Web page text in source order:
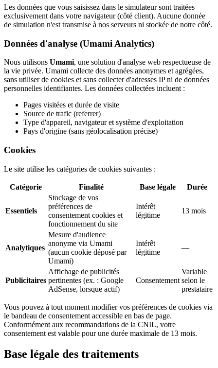
Les données que vous saisissez dans le simulateur sont traitées
exclusivement dans votre navigateur (côté client). Aucune donnée
de simulation n'est transmise à nos serveurs ni stockée de notre côté.
Données d'analyse (Umami Analytics)
Nous utilisons Umami, une solution d'analyse web respectueuse de
la vie privée. Umami collecte des données anonymes et agrégées,
sans utiliser de cookies et sans collecter d'adresses IP ni de données
personnelles identifiantes. Les données collectées incluent :
Pages visitées et durée de visite
Source de trafic (referrer)
Type d'appareil, navigateur et système d'exploitation
Pays d'origine (sans géolocalisation précise)
Cookies
Le site utilise les catégories de cookies suivantes :
Catégorie Finalité Base légale Durée
Essentiels
Stockage de vos
préférences de
consentement cookies et
fonctionnement du site
Intérêt
légitime
13 mois
Analytiques
Mesure d'audience
anonyme via Umami
(aucun cookie déposé par
Umami)
Intérêt
légitime
—
Publicitaires
Affichage de publicités
pertinentes (ex. : Google
AdSense, lorsque actif)
Consentement
Variable
selon le
prestataire
Vous pouvez à tout moment modifier vos préférences de cookies via
le bandeau de consentement accessible en bas de page.
Conformément aux recommandations de la CNIL, votre
consentement est valable pour une durée maximale de 13 mois.
Base légale des traitements